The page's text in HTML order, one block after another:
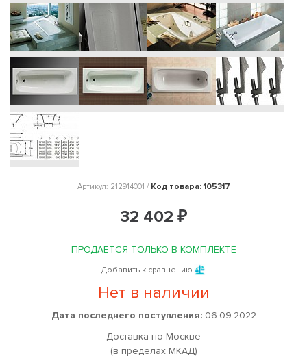
Артикул: 212914001 / Код товара: 105317
32 402 ₽
ПРОДАЕТСЯ ТОЛЬКО В КОМПЛЕКТЕ
Добавить к сравнению
Нет в наличии
Дата последнего поступления:06.09.2022
Доставка по Москве
(в пределах МКАД)